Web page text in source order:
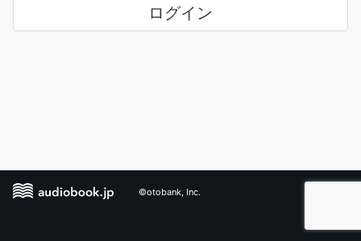
ログイン
©otobank, Inc.